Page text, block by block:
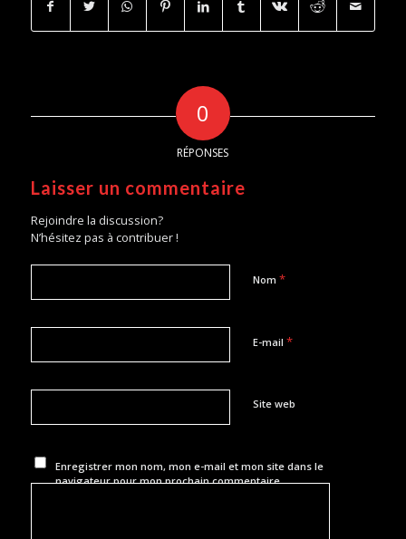
0
RÉPONSES
Laisser un commentaire
Rejoindre la discussion?
N’hésitez pas à contribuer !
Nom *
E-mail *
Site web
Enregistrer mon nom, mon e-mail et mon site dans le
navigateur pour mon prochain commentaire.